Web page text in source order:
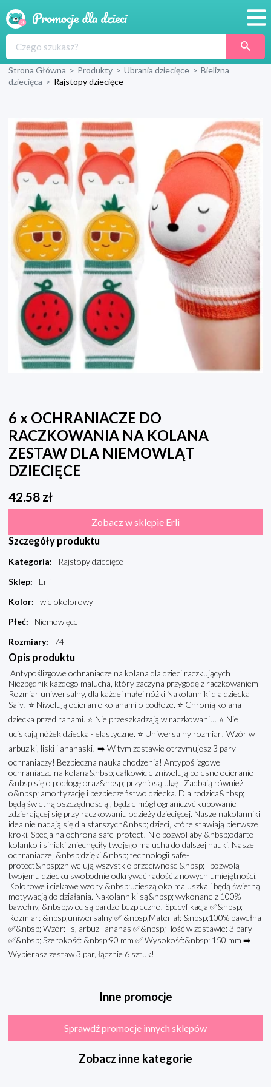
Produkty
Blog
Wyprawka
Strona Główna > Produkty > Ubrania dziecięce > Bielizna
dziecięca > Rajstopy dziecięce
6 x OCHRANIACZE DO
RACZKOWANIA NA KOLANA
ZESTAW DLA NIEMOWLĄT
DZIECIĘCE
42.58 zł
Zobacz w sklepie Erli
Szczegóły produktu
Kategoria:
Rajstopy dziecięce
Sklep:
Erli
Kolor:
wielokolorowy
Płeć:
Niemowlęce
Rozmiary: 74
Opis produktu
Antypoślizgowe ochraniacze na kolana dla dzieci raczkujących
Niezbędnik każdego malucha, który zaczyna przygodę z raczkowaniem
Rozmiar uniwersalny, dla każdej małej nóżki Nakolanniki dla dziecka
Safy! ⭐ Niwelują ocieranie kolanami o podłoże. ⭐ Chronią kolana
dziecka przed ranami. ⭐ Nie przeszkadzają w raczkowaniu. ⭐ Nie
uciskają nóżek dziecka - elastyczne. ⭐ Uniwersalny rozmiar! Wzór w
arbuziki, liski i ananaski! ➡️ W tym zestawie otrzymujesz 3 pary
ochraniaczy! Bezpieczna nauka chodzenia! Antypoślizgowe
ochraniacze na kolana&nbsp; całkowicie zniwelują bolesne ocieranie
&nbsp;się o podłogę oraz&nbsp; przyniosą ulgę . Zadbają również
o&nbsp; amortyzację i bezpieczeństwo dziecka. Dla rodzica&nbsp;
będą świetną oszczędnością , będzie mógł ograniczyć kupowanie
zdzierającej się przy raczkowaniu odzieży dziecięcej. Nasze nakolanniki
idealnie nadają się dla starszych&nbsp; dzieci, które stawiają pierwsze
kroki. Specjalna ochrona safe-protect! Nie pozwól aby &nbsp;odarte
kolanko i siniaki zniechęciły twojego malucha do dalszej nauki. Nasze
ochraniacze, &nbsp;dzięki &nbsp; technologii safe-
protect&nbsp;zniwelują wszystkie przeciwności&nbsp; i pozwolą
twojemu dziecku swobodnie odkrywać radość z nowych umiejętności.
Kolorowe i ciekawe wzory &nbsp;ucieszą oko maluszka i będą świetną
motywacją do działania. Nakolanniki są&nbsp; wykonane z 100%
bawełny, &nbsp;wiec są bardzo bezpieczne! Specyfikacja ✅&nbsp;
Rozmiar: &nbsp;uniwersalny ✅ &nbsp;Materiał: &nbsp;100% bawełna
✅&nbsp; Wzór: lis, arbuz i ananas ✅&nbsp; Ilość w zestawie: 3 pary
✅&nbsp; Szerokość: &nbsp;90 mm ✅ Wysokość:&nbsp; 150 mm ➡️
Wybierasz zestaw 3 par, łącznie 6 sztuk!
Inne promocje
Sprawdź promocje innych sklepów
Zobacz inne kategorie